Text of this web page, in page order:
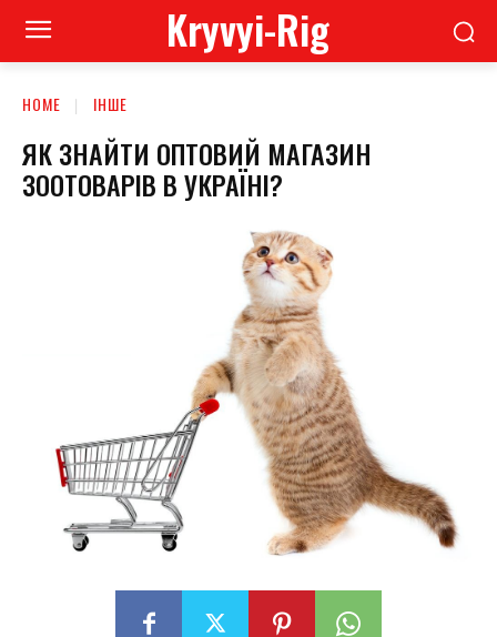
Kryvyi-Rig
HOME ІНШЕ
ЯК ЗНАЙТИ ОПТОВИЙ МАГАЗИН
ЗООТОВАРІВ В УКРАЇНІ?